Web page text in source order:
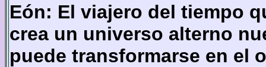
Eón: El viajero del tiempo
crea un universo alterno
puede transformarse en el